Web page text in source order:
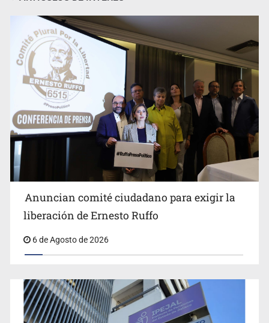
Anuncian actividades por Mes de Juventudes
Anuncian comité ciudadano para exigir la
liberación de Ernesto Ruffo
6 de Agosto de 2026